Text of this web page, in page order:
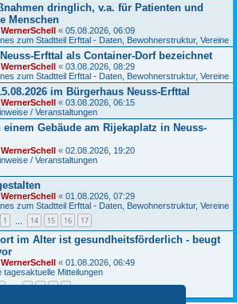
dringlich, v.a. für Patienten und
Menschen
WernerSchell « 05.08.2026, 06:09
zum Stadtteil Erfttal - Daten, Bewohnerstruktur, Vereine
Erfttal als Container-Dorf bezeichnet
WernerSchell « 03.08.2026, 08:29
zum Stadtteil Erfttal - Daten, Bewohnerstruktur, Vereine
im Bürgerhaus Neuss-Erfttal
WernerSchell « 03.08.2026, 06:15
/ Veranstaltungen
einem Gebäude am Rijekaplatz in Neuss-
WernerSchell « 02.08.2026, 19:20
/ Veranstaltungen
WernerSchell « 01.08.2026, 07:29
zum Stadtteil Erfttal - Daten, Bewohnerstruktur, Vereine
1 14 15 16 17
im Alter ist gesundheitsförderlich - beugt
WernerSchell « 01.08.2026, 06:49
tagesaktuelle Mitteilungen
4 5 6 7